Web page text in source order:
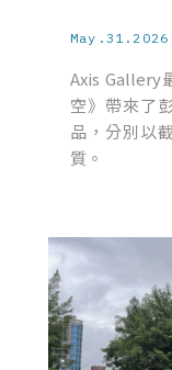
May.31.2026
Axis Gallery
空》帶來了
品，分別以
質。